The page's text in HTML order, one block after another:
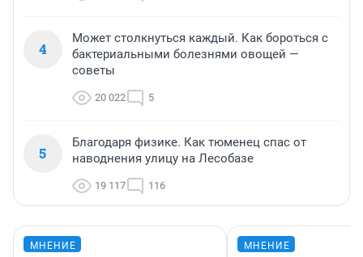
4
Может столкнуться каждый. Как бороться с
бактериальными болезнями овощей —
советы
20 022 5
5
Благодаря физике. Как тюменец спас от
наводнения улицу на Лесобазе
19 117 116
МНЕНИЕ МНЕНИЕ